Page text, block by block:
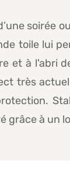
soirée
toile lui
et à l'abri
très
grâce à un